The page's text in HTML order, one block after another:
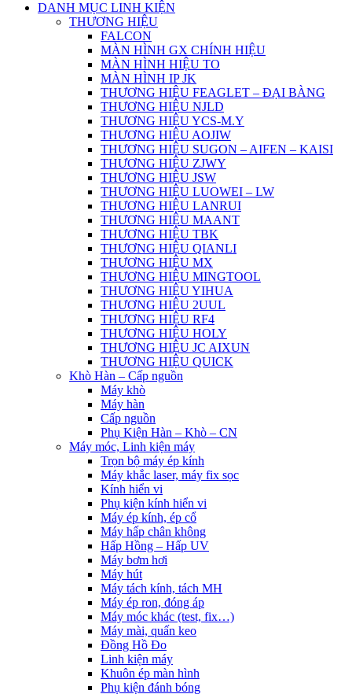
DANH MỤC LINH KIỆN
THƯƠNG HIỆU
FALCON
MÀN HÌNH GX CHÍNH HIỆU
MÀN HÌNH HIỆU TO
MÀN HÌNH IP JK
THƯƠNG HIỆU FEAGLET – ĐẠI BÀNG
THƯƠNG HIỆU NJLD
THƯƠNG HIỆU YCS-M.Y
THƯƠNG HIỆU AOJIW
THƯƠNG HIỆU SUGON – AIFEN – KAISI
THƯƠNG HIỆU ZJWY
THƯƠNG HIỆU JSW
THƯƠNG HIỆU LUOWEI – LW
THƯƠNG HIỆU LANRUI
THƯƠNG HIỆU MAANT
THƯƠNG HIỆU TBK
THƯƠNG HIỆU QIANLI
THƯƠNG HIỆU MX
THƯƠNG HIỆU MINGTOOL
THƯƠNG HIỆU YIHUA
THƯƠNG HIỆU 2UUL
THƯƠNG HIỆU RF4
THƯƠNG HIỆU HOLY
THƯƠNG HIỆU JC AIXUN
THƯƠNG HIỆU QUICK
Khò Hàn – Cấp nguồn
Máy khò
Máy hàn
Cấp nguồn
Phụ Kiện Hàn – Khò – CN
Máy móc, Linh kiện máy
Trọn bộ máy ép kính
Máy khắc laser, máy fix sọc
Kính hiển vi
Phụ kiện kính hiển vi
Máy ép kính, ép cổ
Máy hấp chân không
Hấp Hồng – Hấp UV
Máy bơm hơi
Máy hút
Máy tách kính, tách MH
Máy ép ron, đóng áp
Máy móc khác (test, fix…)
Máy mài, quấn keo
Đồng Hồ Đo
Linh kiện máy
Khuôn ép màn hình
Phụ kiện đánh bóng